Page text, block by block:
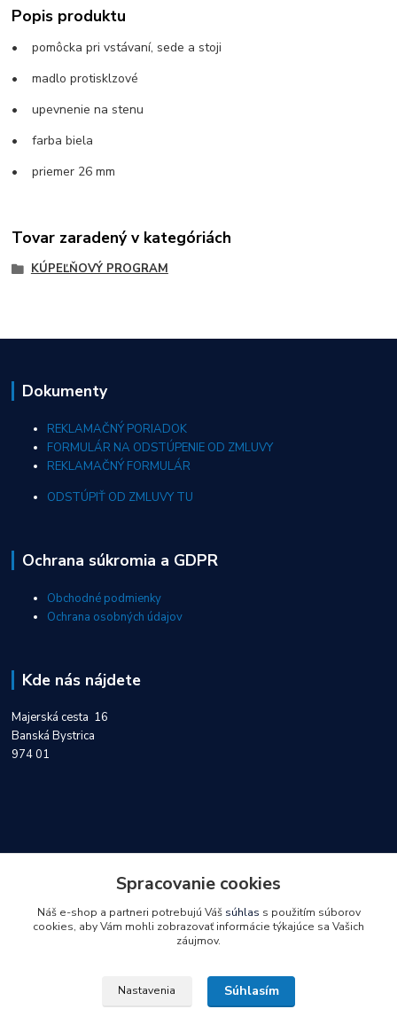
Popis produktu
• pomôcka pri vstávaní, sede a stoji
• madlo protisklzové
• upevnenie na stenu
• farba biela
• priemer 26 mm
Tovar zaradený v kategóriách
KÚPEĽŇOVÝ PROGRAM
Dokumenty
REKLAMAČNÝ PORIADOK
FORMULÁR NA ODSTÚPENIE OD ZMLUVY
REKLAMAČNÝ FORMULÁR
ODSTÚPIŤ OD ZMLUVY TU
Ochrana súkromia a GDPR
Obchodné podmienky
Ochrana osobných údajov
Kde nás nájdete
Majerská cesta 16
Banská Bystrica
974 01
0918 747 404
Spracovanie cookies
Náš e-shop a partneri potrebujú Váš súhlas s použitím súborov
cookies, aby Vám mohli zobrazovať informácie týkajúce sa Vašich
záujmov.
Nastavenia Súhlasím